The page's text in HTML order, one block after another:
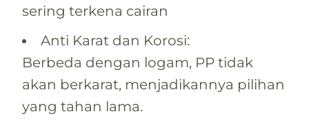
sering terkena cairan
Anti Karat dan Korosi:
Berbeda dengan logam, PP tidak
akan berkarat, menjadikannya pilihan
yang tahan lama.